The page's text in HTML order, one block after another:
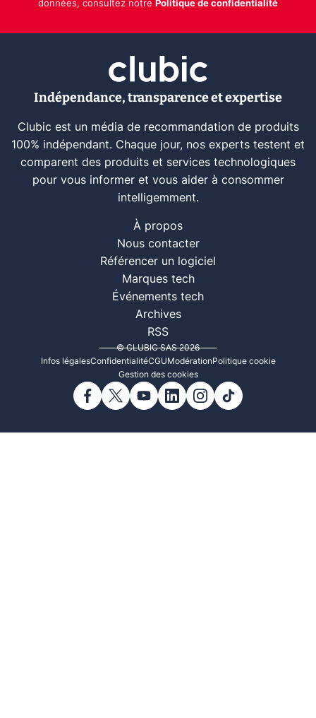
données, consultez notre Politique de confidentialité
Indépendance, transparence et expertise
Clubic est un média de recommandation de produits
100% indépendant. Chaque jour, nos experts testent et
comparent des produits et services technologiques
pour vous informer et vous aider à consommer
intelligemment.
À propos
Nous contacter
Référencer un logiciel
Marques tech
Événements tech
Archives
RSS
© CLUBIC SAS 2026
Infos légalesConfidentialitéCGUModérationPolitique cookie
Gestion des cookies